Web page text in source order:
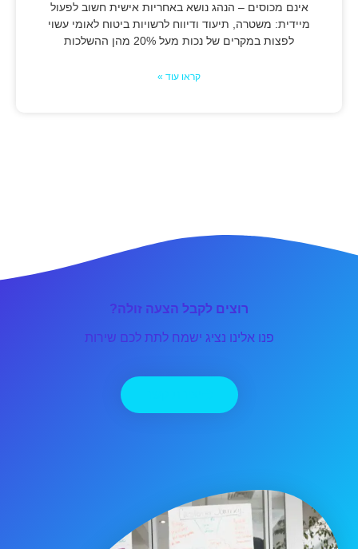
אינם מכוסים – הנהג נושא באחריות אישית חשוב לפעול
מיידית: משטרה, תיעוד ודיווח לרשויות ביטוח לאומי עשוי
לפצות במקרים של נכות מעל 20% מהן ההשלכות
קראו עוד »
רוצים לקבל הצעה זולה?
פנו אלינו נציג ישמח לתת לכם שירות